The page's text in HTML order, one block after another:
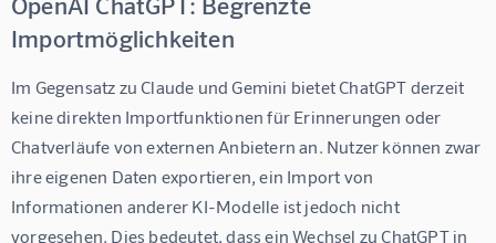
Importmöglichkeiten
Im Gegensatz zu Claude und Gemini bietet ChatGPT derzeit
keine direkten Importfunktionen für Erinnerungen oder
Chatverläufe von externen Anbietern an. Nutzer können zwar
ihre eigenen Daten exportieren, ein Import von
Informationen anderer KI-Modelle ist jedoch nicht
vorgesehen. Dies bedeutet, dass ein Wechsel zu ChatGPT in